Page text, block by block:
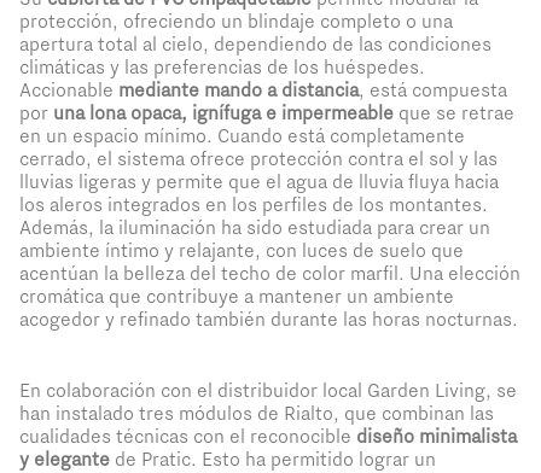
protección, ofreciendo un blindaje completo o una
apertura total al cielo, dependiendo de las condiciones
climáticas y las preferencias de los huéspedes.
Accionable mediante mando a distancia, está compuesta
por una lona opaca, ignífuga e impermeable que se retrae
en un espacio mínimo. Cuando está completamente
cerrado, el sistema ofrece protección contra el sol y las
lluvias ligeras y permite que el agua de lluvia fluya hacia
los aleros integrados en los perfiles de los montantes.
Además, la iluminación ha sido estudiada para crear un
ambiente íntimo y relajante, con luces de suelo que
acentúan la belleza del techo de color marfil. Una elección
cromática que contribuye a mantener un ambiente
acogedor y refinado también durante las horas nocturnas.
En colaboración con el distribuidor local Garden Living, se
han instalado tres módulos de Rialto, que combinan las
cualidades técnicas con el reconocible diseño minimalista
y elegante de Pratic. Esto ha permitido lograr un